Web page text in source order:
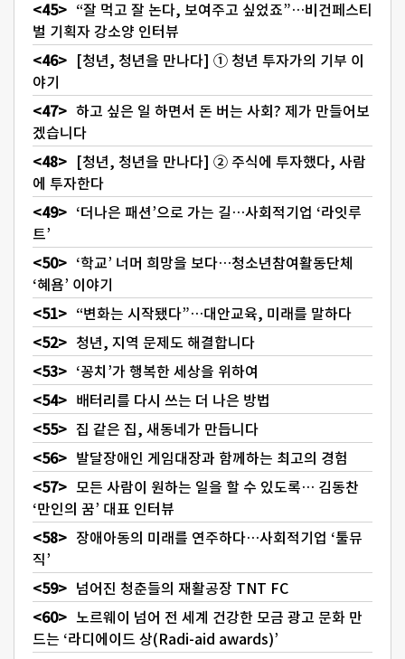
“잘 먹고 잘 논다, 보여주고 싶었죠”…비건페스티
벌 기획자 강소양 인터뷰
[청년, 청년을 만나다] ① 청년 투자가의 기부 이
야기
하고 싶은 일 하면서 돈 버는 사회? 제가 만들어보
겠습니다
[청년, 청년을 만나다] ② 주식에 투자했다, 사람
에 투자한다
‘더나은 패션’으로 가는 길…사회적기업 ‘라잇루
트’
‘학교’ 너머 희망을 보다…청소년참여활동단체
‘혜욤’ 이야기
“변화는 시작됐다”…대안교육, 미래를 말하다
청년, 지역 문제도 해결합니다
‘꽁치’가 행복한 세상을 위하여
배터리를 다시 쓰는 더 나은 방법
집 같은 집, 새동네가 만듭니다
발달장애인 게임대장과 함께하는 최고의 경험
모든 사람이 원하는 일을 할 수 있도록… 김동찬
‘만인의 꿈’ 대표 인터뷰
장애아동의 미래를 연주하다…사회적기업 ‘툴뮤
직’
넘어진 청춘들의 재활공장 TNT FC
노르웨이 넘어 전 세계 건강한 모금 광고 문화 만
드는 ‘라디에이드 상(Radi-aid awards)’